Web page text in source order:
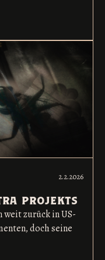
2.2.2026
projekts
weit zurück in US-
doch seine